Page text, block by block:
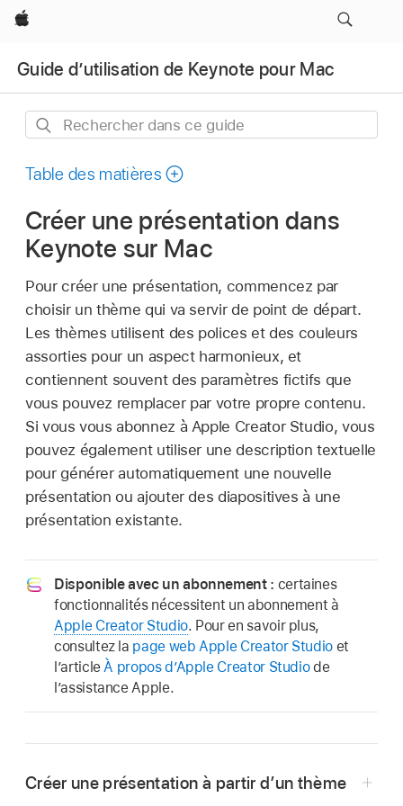
Apple
Guide d’utilisation de Keynote pour Mac
Rechercher
ce
Table des matières
Créer une présentation dans
Keynote sur Mac
Pour créer une présentation, commencez par
choisir un thème qui va servir de point de départ.
Les thèmes utilisent des polices et des couleurs
assorties pour un aspect harmonieux, et
contiennent souvent des paramètres fictifs que
vous pouvez remplacer par votre propre contenu.
Si vous vous abonnez à Apple Creator Studio, vous
pouvez également utiliser une description textuelle
pour générer automatiquement une nouvelle
présentation ou ajouter des diapositives à une
présentation existante.
Disponible avec un abonnement : certaines
fonctionnalités nécessitent un abonnement à
Apple Creator Studio. Pour en savoir plus,
consultez la page web Apple Creator Studio et
l’articleÀ propos d’Apple Creator Studiode
l’assistance Apple.
Créer une présentation à partir d’un thème